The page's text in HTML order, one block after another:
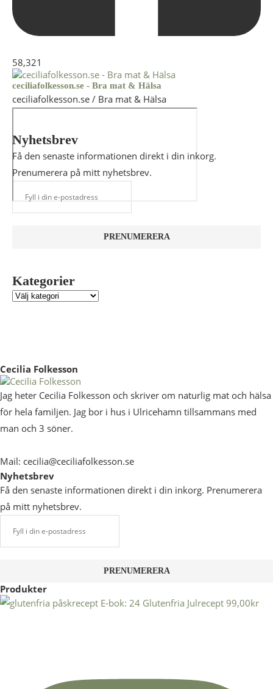
58,321
ceciliafolkesson.se - Bra mat & Hälsa
ceciliafolkesson.se / Bra mat & Hälsa
Nyhetsbrev
Få den senaste informationen direkt i din inkorg.
Prenumerera på mitt nyhetsbrev.
Kategorier
Cecilia Folkesson
Jag heter Cecilia Folkesson och skriver om naturlig mat och hälsa
för hela familjen. Jag bor i hus i Ulricehamn tillsammans med
man och 3 söner.
Mail: cecilia@ceciliafolkesson.se
Nyhetsbrev
Få den senaste informationen direkt i din inkorg. Prenumerera
på mitt nyhetsbrev.
Produkter
E-bok: 24 Glutenfria Julrecept 99,00kr